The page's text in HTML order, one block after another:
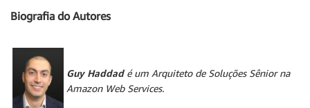
Biografia do Autores
Guy Haddadé um Arquiteto de Soluções Sênior na
Amazon Web Services.